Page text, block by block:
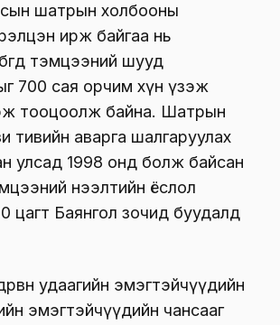
шатрын холбооны
ирж байгаа нь
тэмцээний шууд
700 сая орчим хүн үзэж
тооцоолж байна. Шатрын
тивийн аварга шалгаруулах
улсад 1998 онд болж байсан
нээлтийн ёслол
цагт Баянгол зочид буудалд
удаагийн эмэгтэйчүүдийн
эмэгтэйчүүдийн чансааг